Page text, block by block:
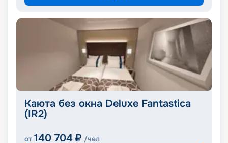
Каюта без окна Deluxe Fantastica
(IR2)
от 140 704 ₽ /чел